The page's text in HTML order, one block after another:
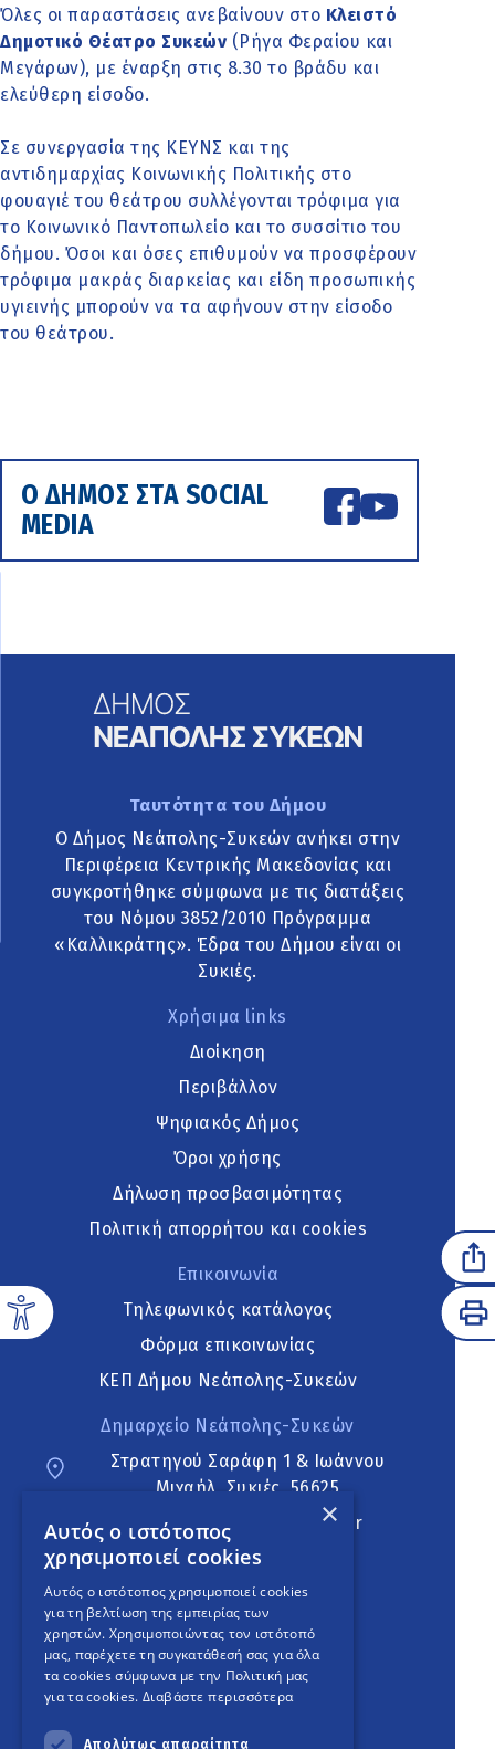
Όλες οι παραστάσεις ανεβαίνουν στο Κλειστό
Δημοτικό Θέατρο Συκεών (Ρήγα Φεραίου και
Μεγάρων), με έναρξη στις 8.30 το βράδυ και
ελεύθερη είσοδο.
Σε συνεργασία της ΚΕΥΝΣ και της
αντιδημαρχίας Κοινωνικής Πολιτικής στο
φουαγιέ του θεάτρου συλλέγονται τρόφιμα για
το Κοινωνικό Παντοπωλείο και το συσσίτιο του
δήμου. Όσοι και όσες επιθυμούν να προσφέρουν
τρόφιμα μακράς διαρκείας και είδη προσωπικής
υγιεινής μπορούν να τα αφήνουν στην είσοδο
του θεάτρου.
Ο ΔΗΜΟΣ ΣΤΑ SOCIAL
MEDIA
Ταυτότητα του Δήμου
Ο Δήμος Νεάπολης-Συκεών ανήκει στην
Περιφέρεια Κεντρικής Μακεδονίας και
συγκροτήθηκε σύμφωνα με τις διατάξεις
του Νόμου 3852/2010 Πρόγραμμα
«Καλλικράτης». Έδρα του Δήμου είναι οι
Συκιές.
Χρήσιμα links
Διοίκηση
Περιβάλλον
Ψηφιακός Δήμος
Όροι χρήσης
Δήλωση προσβασιμότητας
Πολιτική απορρήτου και cookies
Επικοινωνία
Τηλεφωνικός κατάλογος
Φόρμα επικοινωνίας
ΚΕΠ Δήμου Νεάπολης-Συκεών
Δημαρχείο Νεάπολης-Συκεών
Στρατηγού Σαράφη 1 & Ιωάννου
Μιχαήλ, Συκιές, 56625
neapoli.sykies@ddt.gov.gr
Ακολουθήστε
English Version
An project
×
Αυτός ο ιστότοπος
χρησιμοποιεί cookies
Αυτός ο ιστότοπος χρησιμοποιεί cookies
για τη βελτίωση της εμπειρίας των
χρηστών. Χρησιμοποιώντας τον ιστότοπό
μας, παρέχετε τη συγκατάθεσή σας για όλα
τα cookies σύμφωνα με την Πολιτική μας
για τα cookies. Διαβάστε περισσότερα
Απολύτως απαραίτητα